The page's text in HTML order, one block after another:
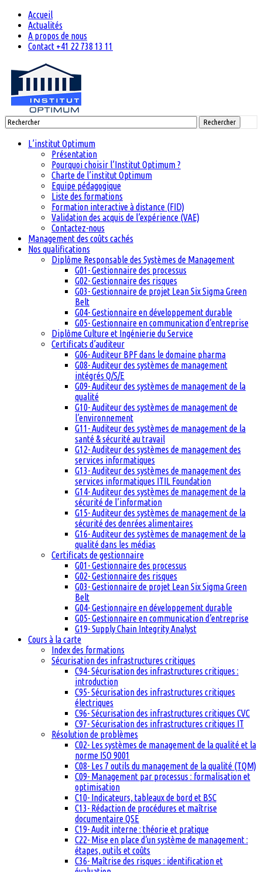
Accueil
Actualités
A propos de nous
Contact +41 22 738 13 11
Rechercher
L’institut Optimum
Présentation
Pourquoi choisir l’Institut Optimum ?
Charte de l’institut Optimum
Equipe pédagogique
Liste des formations
Formation interactive à distance (FID)
Validation des acquis de l’expérience (VAE)
Contactez-nous
Management des coûts cachés
Nos qualifications
Diplôme Responsable des Systèmes de Management
G01- Gestionnaire des processus
G02- Gestionnaire des risques
G03- Gestionnaire de projet Lean Six Sigma Green
Belt
G04- Gestionnaire en développement durable
G05- Gestionnaire en communication d’entreprise
Diplôme Culture et Ingénierie du Service
Certificats d’auditeur
G06- Auditeur BPF dans le domaine pharma
G08- Auditeur des systèmes de management
intégrés Q/S/E
G09- Auditeur des systèmes de management de la
qualité
G10- Auditeur des systèmes de management de
l’environnement
G11- Auditeur des systèmes de management de la
santé & sécurité au travail
G12- Auditeur des systèmes de management des
services informatiques
G13- Auditeur des systèmes de management des
services informatiques ITIL Foundation
G14- Auditeur des systèmes de management de la
sécurité de l’information
G15- Auditeur des systèmes de management de la
sécurité des denrées alimentaires
G16- Auditeur des systèmes de management de la
qualité dans les médias
Certificats de gestionnaire
G01- Gestionnaire des processus
G02- Gestionnaire des risques
G03- Gestionnaire de projet Lean Six Sigma Green
Belt
G04- Gestionnaire en développement durable
G05- Gestionnaire en communication d’entreprise
G19- Supply Chain Integrity Analyst
Cours à la carte
Index des formations
Sécurisation des infrastructures critiques
C94- Sécurisation des infrastructures critiques :
introduction
C95- Sécurisation des infrastructures critiques
électriques
C96- Sécurisation des infrastructures critiques CVC
C97- Sécurisation des infrastructures critiques IT
Résolution de problèmes
C02- Les systèmes de management de la qualité et la
norme ISO 9001
C08- Les 7 outils du management de la qualité (TQM)
C09- Management par processus : formalisation et
optimisation
C10- Indicateurs, tableaux de bord et BSC
C13- Rédaction de procédures et maîtrise
documentaire QSE
C19- Audit interne : théorie et pratique
C22- Mise en place d’un système de management :
étapes, outils et coûts
C36- Maîtrise des risques : identification et